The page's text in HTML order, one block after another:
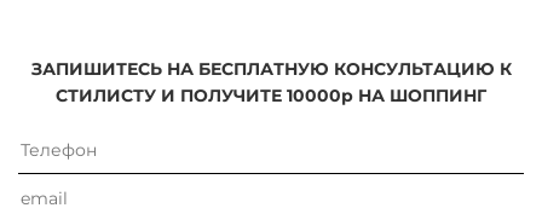
ЗАПИШИТЕСЬ НА БЕСПЛАТНУЮ КОНСУЛЬТАЦИЮ К
СТИЛИСТУ И ПОЛУЧИТЕ 10000р НА ШОППИНГ